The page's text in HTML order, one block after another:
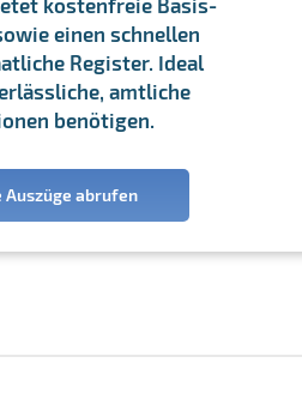
einen schnellen
Register. Ideal
amtliche
benötigen.
abrufen